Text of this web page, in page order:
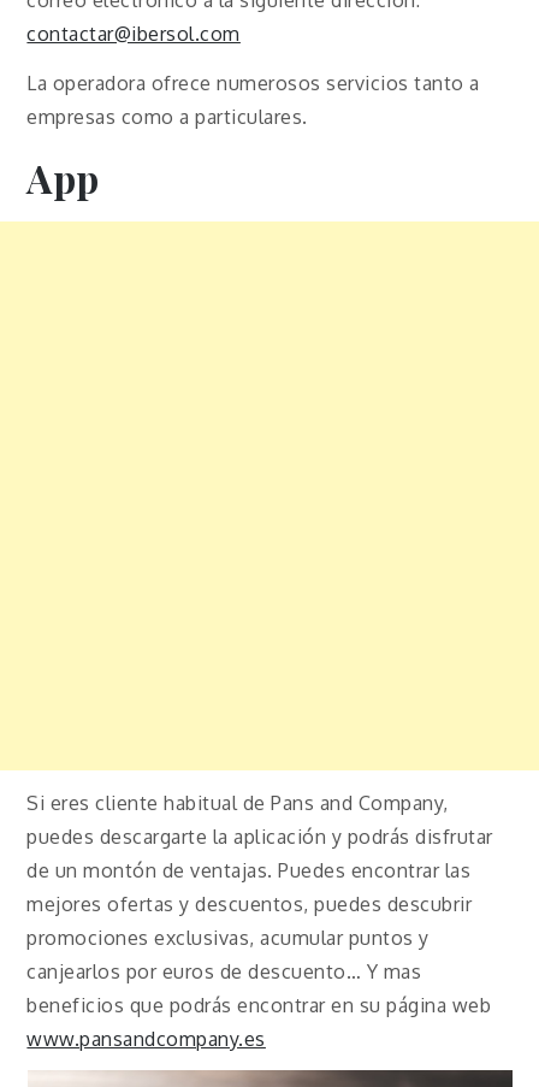
contactar@ibersol.com
La operadora ofrece numerosos servicios tanto a
empresas como a particulares.
App
Si eres cliente habitual de Pans and Company,
puedes descargarte la aplicación y podrás disfrutar
de un montón de ventajas. Puedes encontrar las
mejores ofertas y descuentos, puedes descubrir
promociones exclusivas, acumular puntos y
canjearlos por euros de descuento… Y mas
beneficios que podrás encontrar en su página web
www.pansandcompany.es